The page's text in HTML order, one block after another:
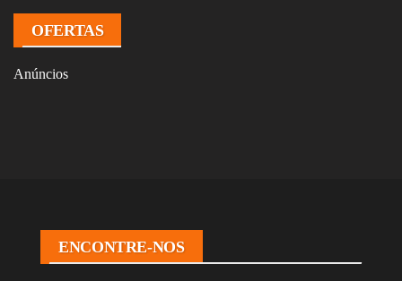
OFERTAS
Anúncios
ENCONTRE-NOS